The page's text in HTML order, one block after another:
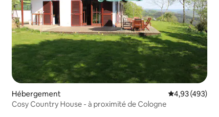
Hébergement Évaluation
4,93 (493)
Cosy Country House - à proximité de Cologne